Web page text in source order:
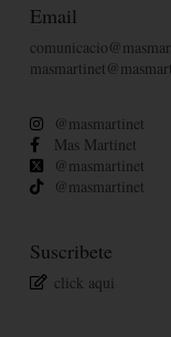
Email
@masmartinet
Mas Martinet
@masmartinet
@masmartinet
Suscribete
click aqui